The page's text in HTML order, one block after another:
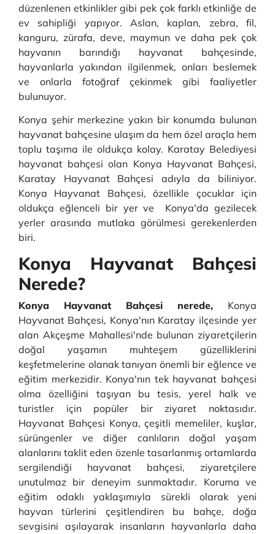
düzenlenen etkinlikler gibi pek çok farklı etkinliğe de
ev sahipliği yapıyor. Aslan, kaplan, zebra, fil,
kanguru, zürafa, deve, maymun ve daha pek çok
hayvanın barındığı hayvanat bahçesinde,
hayvanlarla yakından ilgilenmek, onları beslemek
ve onlarla fotoğraf çekinmek gibi faaliyetler
bulunuyor.
Konya şehir merkezine yakın bir konumda bulunan
hayvanat bahçesine ulaşım da hem özel araçla hem
toplu taşıma ile oldukça kolay. Karatay Belediyesi
hayvanat bahçesi olan Konya Hayvanat Bahçesi,
Karatay Hayvanat Bahçesi adıyla da biliniyor.
Konya Hayvanat Bahçesi, özellikle çocuklar için
oldukça eğlenceli bir yer ve Konya'da gezilecek
yerler arasında mutlaka görülmesi gerekenlerden
biri.
Konya Hayvanat Bahçesi
Nerede?
Konya Hayvanat Bahçesi nerede, Konya
Hayvanat Bahçesi, Konya'nın Karatay ilçesinde yer
alan Akçeşme Mahallesi'nde bulunan ziyaretçilerin
doğal yaşamın muhteşem güzelliklerini
keşfetmelerine olanak tanıyan önemli bir eğlence ve
eğitim merkezidir. Konya'nın tek hayvanat bahçesi
olma özelliğini taşıyan bu tesis, yerel halk ve
turistler için popüler bir ziyaret noktasıdır.
Hayvanat Bahçesi Konya, çeşitli memeliler, kuşlar,
sürüngenler ve diğer canlıların doğal yaşam
alanlarını taklit eden özenle tasarlanmış ortamlarda
sergilendiği hayvanat bahçesi, ziyaretçilere
unutulmaz bir deneyim sunmaktadır. Koruma ve
eğitim odaklı yaklaşımıyla sürekli olarak yeni
hayvan türlerini çeşitlendiren bu bahçe, doğa
sevgisini aşılayarak insanların hayvanlarla daha